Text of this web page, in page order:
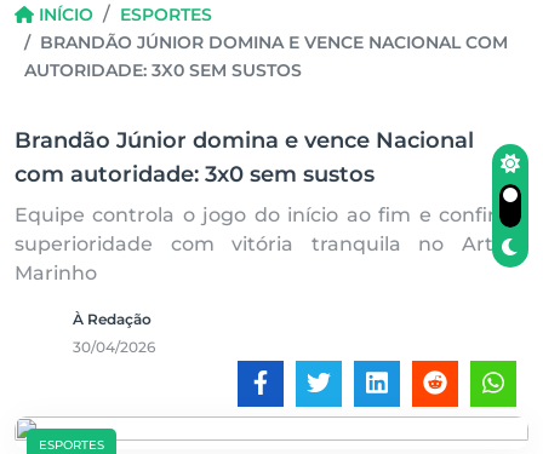
INÍCIO
ESPORTES
BRANDÃO JÚNIOR DOMINA E VENCE NACIONAL COM
AUTORIDADE: 3X0 SEM SUSTOS
Brandão Júnior domina e vence Nacional
com autoridade: 3x0 sem sustos
Equipe controla o jogo do início ao fim e confirma
superioridade com vitória tranquila no Arthur
Marinho
À Redação
30/04/2026
ESPORTES